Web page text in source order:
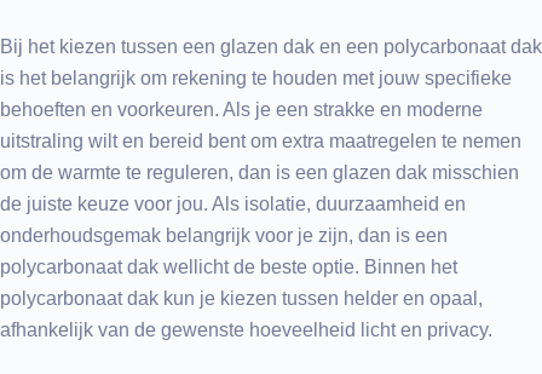
Bij het kiezen tussen een glazen dak en een polycarbonaat dak
is het belangrijk om rekening te houden met jouw specifieke
behoeften en voorkeuren. Als je een strakke en moderne
uitstraling wilt en bereid bent om extra maatregelen te nemen
om de warmte te reguleren, dan is een glazen dak misschien
de juiste keuze voor jou. Als isolatie, duurzaamheid en
onderhoudsgemak belangrijk voor je zijn, dan is een
polycarbonaat dak wellicht de beste optie. Binnen het
polycarbonaat dak kun je kiezen tussen helder en opaal,
afhankelijk van de gewenste hoeveelheid licht en privacy.